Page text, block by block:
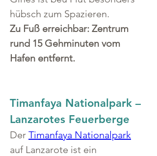
hübsch zum Spazieren.
Zu Fuß erreichbar: Zentrum
rund 15 Gehminuten vom
Hafen entfernt.
Timanfaya Nationalpark –
Lanzarotes Feuerberge
Der Timanfaya Nationalpark
auf Lanzarote ist ein